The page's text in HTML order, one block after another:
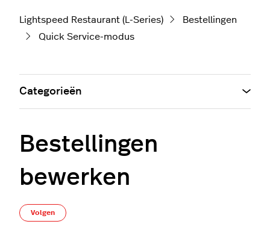
Lightspeed Restaurant (L-Series)
Bestellingen
Quick Service-modus
Bestellingen
bewerken
Volgen
Categorieën